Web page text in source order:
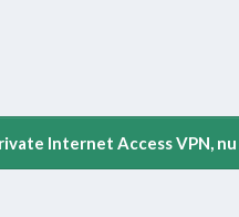
Internet Access VPN,